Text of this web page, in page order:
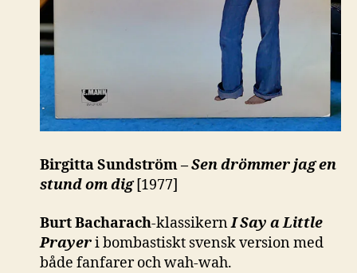
Birgitta Sundström –Sen drömmer jag en
stund om dig [1977]
Burt Bacharach-klassikernI Say a Little
Prayeri bombastiskt svensk version med
både fanfarer och wah-wah.